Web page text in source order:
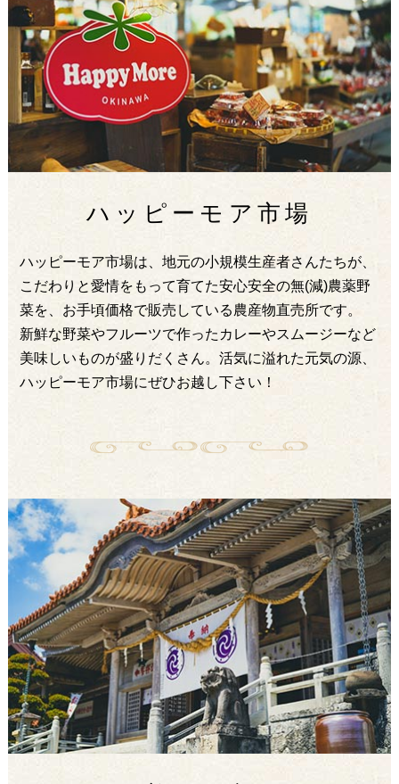
ハッピーモア市場
ハッピーモア市場は、地元の小規模生産者さんたちが、
こだわりと愛情をもって育てた安心安全の無(減)農薬野
菜を、お手頃価格で販売している農産物直売所です。
新鮮な野菜やフルーツで作ったカレーやスムージーなど
美味しいものが盛りだくさん。活気に溢れた元気の源、
ハッピーモア市場にぜひお越し下さい！